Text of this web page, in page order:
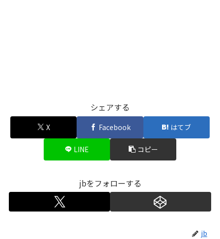
シェアする
X Facebook はてブ
LINE コピー
jbをフォローする
jb